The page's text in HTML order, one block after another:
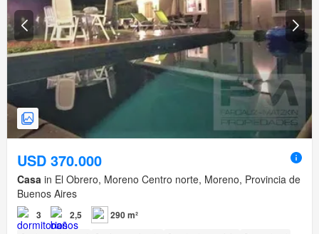
USD 370.000
Casa in El Obrero, Moreno Centro norte, Moreno, Provincia de
Buenos Aires
3 2,5 290 m²